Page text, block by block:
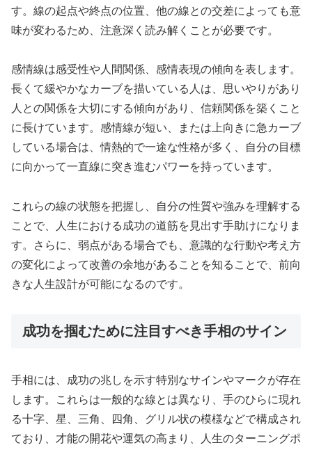
す。線の起点や終点の位置、他の線との交差によっても意
味が変わるため、注意深く読み解くことが必要です。
感情線は感受性や人間関係、感情表現の傾向を表します。
長くて緩やかなカーブを描いている人は、思いやりがあり
人との関係を大切にする傾向があり、信頼関係を築くこと
に長けています。感情線が短い、または上向きに急カーブ
している場合は、情熱的で一途な性格が多く、自分の目標
に向かって一直線に突き進むパワーを持っています。
これらの線の状態を把握し、自分の性質や強みを理解する
ことで、人生における成功の道筋を見出す手助けになりま
す。さらに、弱点がある場合でも、意識的な行動や考え方
の変化によって改善の余地があることを知ることで、前向
きな人生設計が可能になるのです。
成功を掴むために注目すべき手相のサイン
手相には、成功の兆しを示す特別なサインやマークが存在
します。これらは一般的な線とは異なり、手のひらに現れ
る十字、星、三角、四角、グリル状の模様などで構成され
ており、才能の開花や運気の高まり、人生のターニングポ